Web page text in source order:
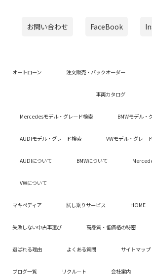
お問い合わせ FaceBook
オートローン 注文販売・バックオーダー
車両カタログ
Mercedesモデル・グレード検索 BMWモデル・
AUDIモデル・グレード検索 VWモデル・グレー
AUDIについて BMWについて
VWについて
マキペディア 試し乗りサービス HOME
失敗しない中古車選び 高品質・低価格の秘密
選ばれる理由 よくある質問 サイトマップ
ブログ一覧 リクルート 会社案内